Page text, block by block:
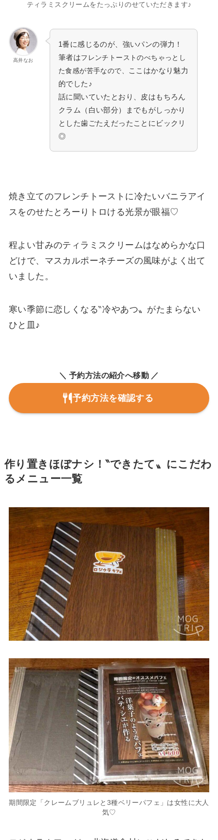
ティラミスクリームをたっぷりのせていただきます♪
高井なお
1番に感じるのが、強いパンの弾力！
筆者はフレンチトーストのべちゃっとし
た食感が苦手なので、
ここはかなり魅力
的でした♪
話に聞いていたとおり、皮はもちろん
クラム（白い部分）までもがしっかり
とした歯ごたえだったことにビックリ
◎
焼き立てのフレンチトーストに冷たいバニラアイ
スをのせたとろーりトロける光景が眼福♡
程よい甘みのティラミスクリームはなめらかな口
どけで、マスカルポーネチーズの風味がよく出て
いました。
寒い季節に恋しくなる‶冷やあつ〟がたまらない
ひと皿♪
＼ 予約方法の紹介へ移動 ／
予約方法を確認する
作り置きほぼナシ！‶できたて〟にこだわ
るメニュー一覧
期間限定「クレームブリュレと3種ベリーパフェ」は女性に大人
気♡